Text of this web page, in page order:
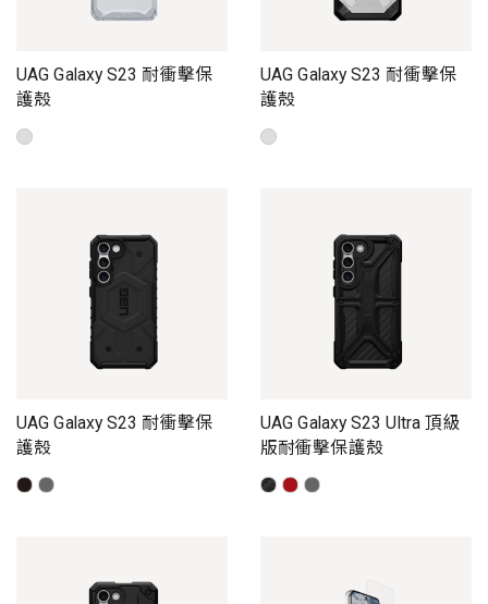
UAG Galaxy S23 耐衝擊保
護殼
UAG Galaxy S23 耐衝擊保
護殼
UAG Galaxy S23 耐衝擊保
護殼
UAG Galaxy S23 Ultra 頂級
版耐衝擊保護殼